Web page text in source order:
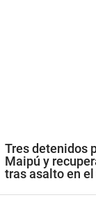
Tres detenidos
Maipú y
tras asalto en